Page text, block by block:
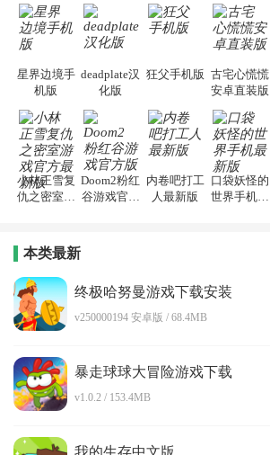
星界边境手
机版
deadplate汉
化版
狂父手机版 古宅心慌慌
安卓直装版
小林正雪复
仇之密室游
Doom2粉红
谷游戏官方
内卷吧打工
人最新版
口袋妖怪的
世界手机最
本类最新
终极哈努曼游戏下载安装
v250000194 安卓版 / 68.4MB
暴走球球大冒险游戏下载
v1.0.2 / 153.4MB